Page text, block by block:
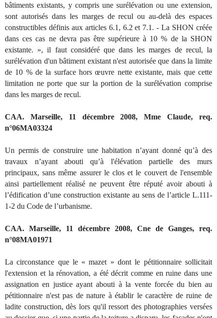
bâtiments existants, y compris une surélévation ou une extension,
sont autorisés dans les marges de recul ou au-delà des espaces
constructibles définis aux articles 6.1, 6.2 et 7.1. - La SHON créée
dans ces cas ne devra pas être supérieure à 10 % de la SHON
existante. », il faut considéré que dans les marges de recul, la
surélévation d'un bâtiment existant n'est autorisée que dans la limite
de 10 % de la surface hors œuvre nette existante, mais que cette
limitation ne porte que sur la portion de la surélévation comprise
dans les marges de recul.
CAA. Marseille, 11 décembre 2008, Mme Claude, req.
n°06MA03324
Un permis de construire une habitation n’ayant donné qu’à des
travaux n’ayant abouti qu’à l'élévation partielle des murs
principaux, sans même assurer le clos et le couvert de l'ensemble
ainsi partiellement réalisé ne peuvent être réputé avoir abouti à
l’édification d’une construction existante au sens de l’article L.111-
1-2 du Code de l’urbanisme.
CAA. Marseille, 11 décembre 2008, Cne de Ganges, req.
n°08MA01971
La circonstance que le « mazet » dont le pétitionnaire sollicitait
l'extension et la rénovation, a été décrit comme en ruine dans une
assignation en justice ayant abouti à la vente forcée du bien au
pétitionnaire n'est pas de nature à établir le caractère de ruine de
ladite construction, dès lors qu'il ressort des photographies versées